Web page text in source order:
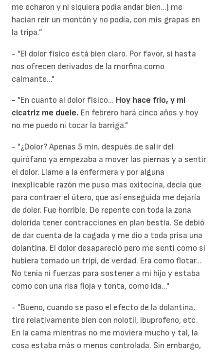
me echaron y ni siquiera podía andar bien...) me
hacían reír un montón y no podía, con mis grapas en
la tripa.”
- "El dolor físico está bien claro. Por favor, si hasta
nos ofrecen derivados de la morfina como
calmante..."
- "En cuanto al dolor físico... Hoy hace frío, y mi
cicatriz me duele. En febrero hará cinco años y hoy
no me puedo ni tocar la barriga."
- "¿Dolor? Apenas 5 min. después de salir del
quirófano ya empezaba a mover las piernas y a sentir
el dolor. Llame a la enfermera y por alguna
inexplicable razón me puso mas oxitocina, decía que
para contraer el útero, que así enseguida me dejaría
de doler. Fue horrible. De repente con toda la zona
dolorida tener contracciones en plan bestia. Se debió
de dar cuenta de la cagada y me dio a toda prisa una
dolantina. El dolor desapareció pero me sentí como si
hubiera tomado un tripi, de verdad. Era como flotar...
No tenia ni fuerzas para sostener a mi hijo y estaba
como con una risa floja y tonta, como ida..."
- "Bueno, cuando se paso el efecto de la dolantina,
tire relativamente bien con nolotil, ibuprofeno, etc.
En la cama mientras no me moviera mucho y tal, la
cosa estaba más o menos controlada. Sin embargo,